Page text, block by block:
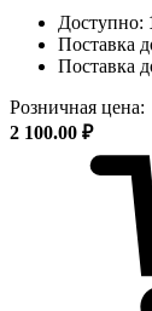
Доступно:
Поставка
Поставка
Розничная цена:
2 100.00 ₽